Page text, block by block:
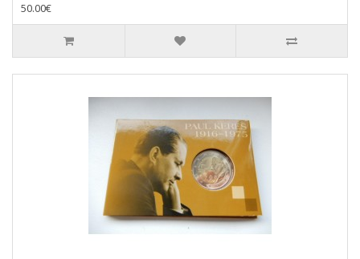
50.00€